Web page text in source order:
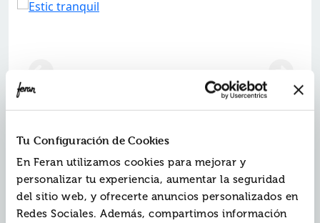
Tu Configuración de Cookies
En Feran utilizamos cookies para mejorar y
personalizar tu experiencia, aumentar la seguridad
del sitio web, y ofrecerte anuncios personalizados en
Redes Sociales. Además, compartimos información
Estic tranquil
Ref.ZSU-0848405
ISBN:9788410848405